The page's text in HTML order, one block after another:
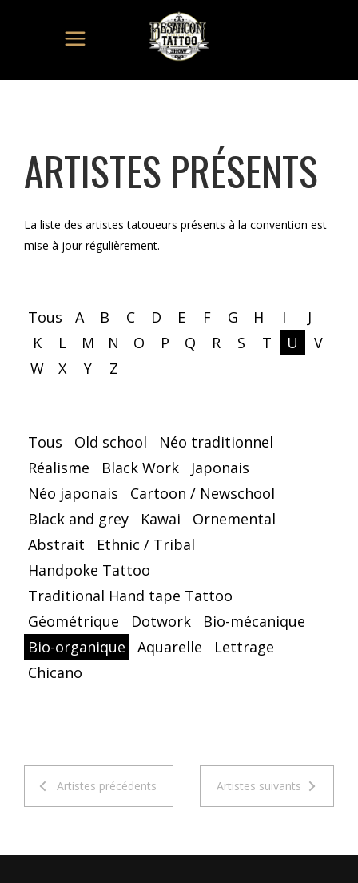
ARTISTES PRÉSENTS
La liste des artistes tatoueurs présents à la convention est
mise à jour régulièrement.
Tous A B C D E F G H I
J
K
L M N O P Q R S T U
V
W
X Y Z
Tous Old school
Néo traditionnel
Réalisme
Black Work
Japonais
Néo japonais
Cartoon / Newschool
Black and grey
Kawai
Ornemental
Abstrait
Ethnic / Tribal
Handpoke Tattoo
Traditional Hand tape Tattoo
Géométrique
Dotwork
Bio-mécanique
Bio-organique
Aquarelle
Lettrage
Chicano
Artistes précédents Artistes suivants